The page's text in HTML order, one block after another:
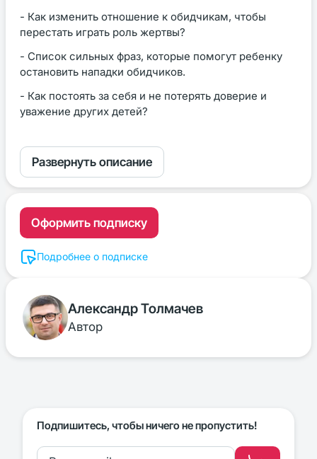
- Как изменить отношение к обидчикам, чтобы
перестать играть роль жертвы?
- Список сильных фраз, которые помогут ребенку
остановить нападки обидчиков.
- Как постоять за себя и не потерять доверие и
уважение других детей?
Развернуть описание
Оформить подписку
Подробнее о подписке
Александр Толмачев
Автор
Подпишитесь, чтобы ничего не пропустить!